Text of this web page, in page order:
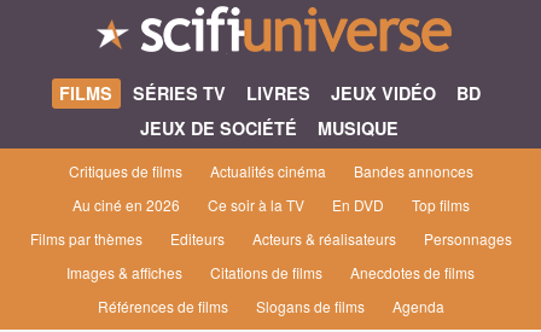
FILMS SÉRIES TV LIVRES JEUX VIDÉO
BD
JEUX DE SOCIÉTÉ
MUSIQUE
Critiques de films Actualités cinéma
Bandes annonces
Au ciné en 2026
Ce soir à la TV En DVD
Top films
Films par thèmes
Editeurs Acteurs & réalisateurs
Personnages
Images & affiches
Citations de films
Anecdotes de films
Références de films
Slogans de films Agenda